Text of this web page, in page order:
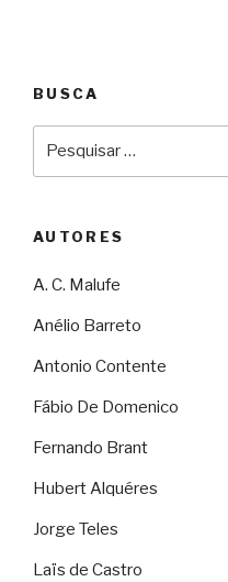
BUSCA
AUTORES
A. C. Malufe
Anélio Barreto
Antonio Contente
Fábio De Domenico
Fernando Brant
Hubert Alquéres
Jorge Teles
Laïs de Castro